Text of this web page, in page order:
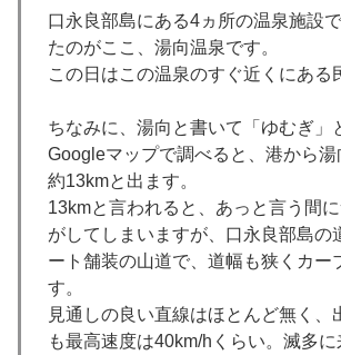
口永良部島にある4ヵ所の温泉施設
たのがここ、湯向温泉です。
この日はこの温泉のすぐ近くにある
ちなみに、湯向と書いて「ゆむぎ」
Googleマップで調べると、港から湯
約13kmと出ます。
13kmと言われると、あっと言う間
がしてしまいますが、口永良部島の
ート舗装の山道で、道幅も狭くカー
す。
見通しの良い直線はほとんど無く、
も最高速度は40km/hくらい。滅多